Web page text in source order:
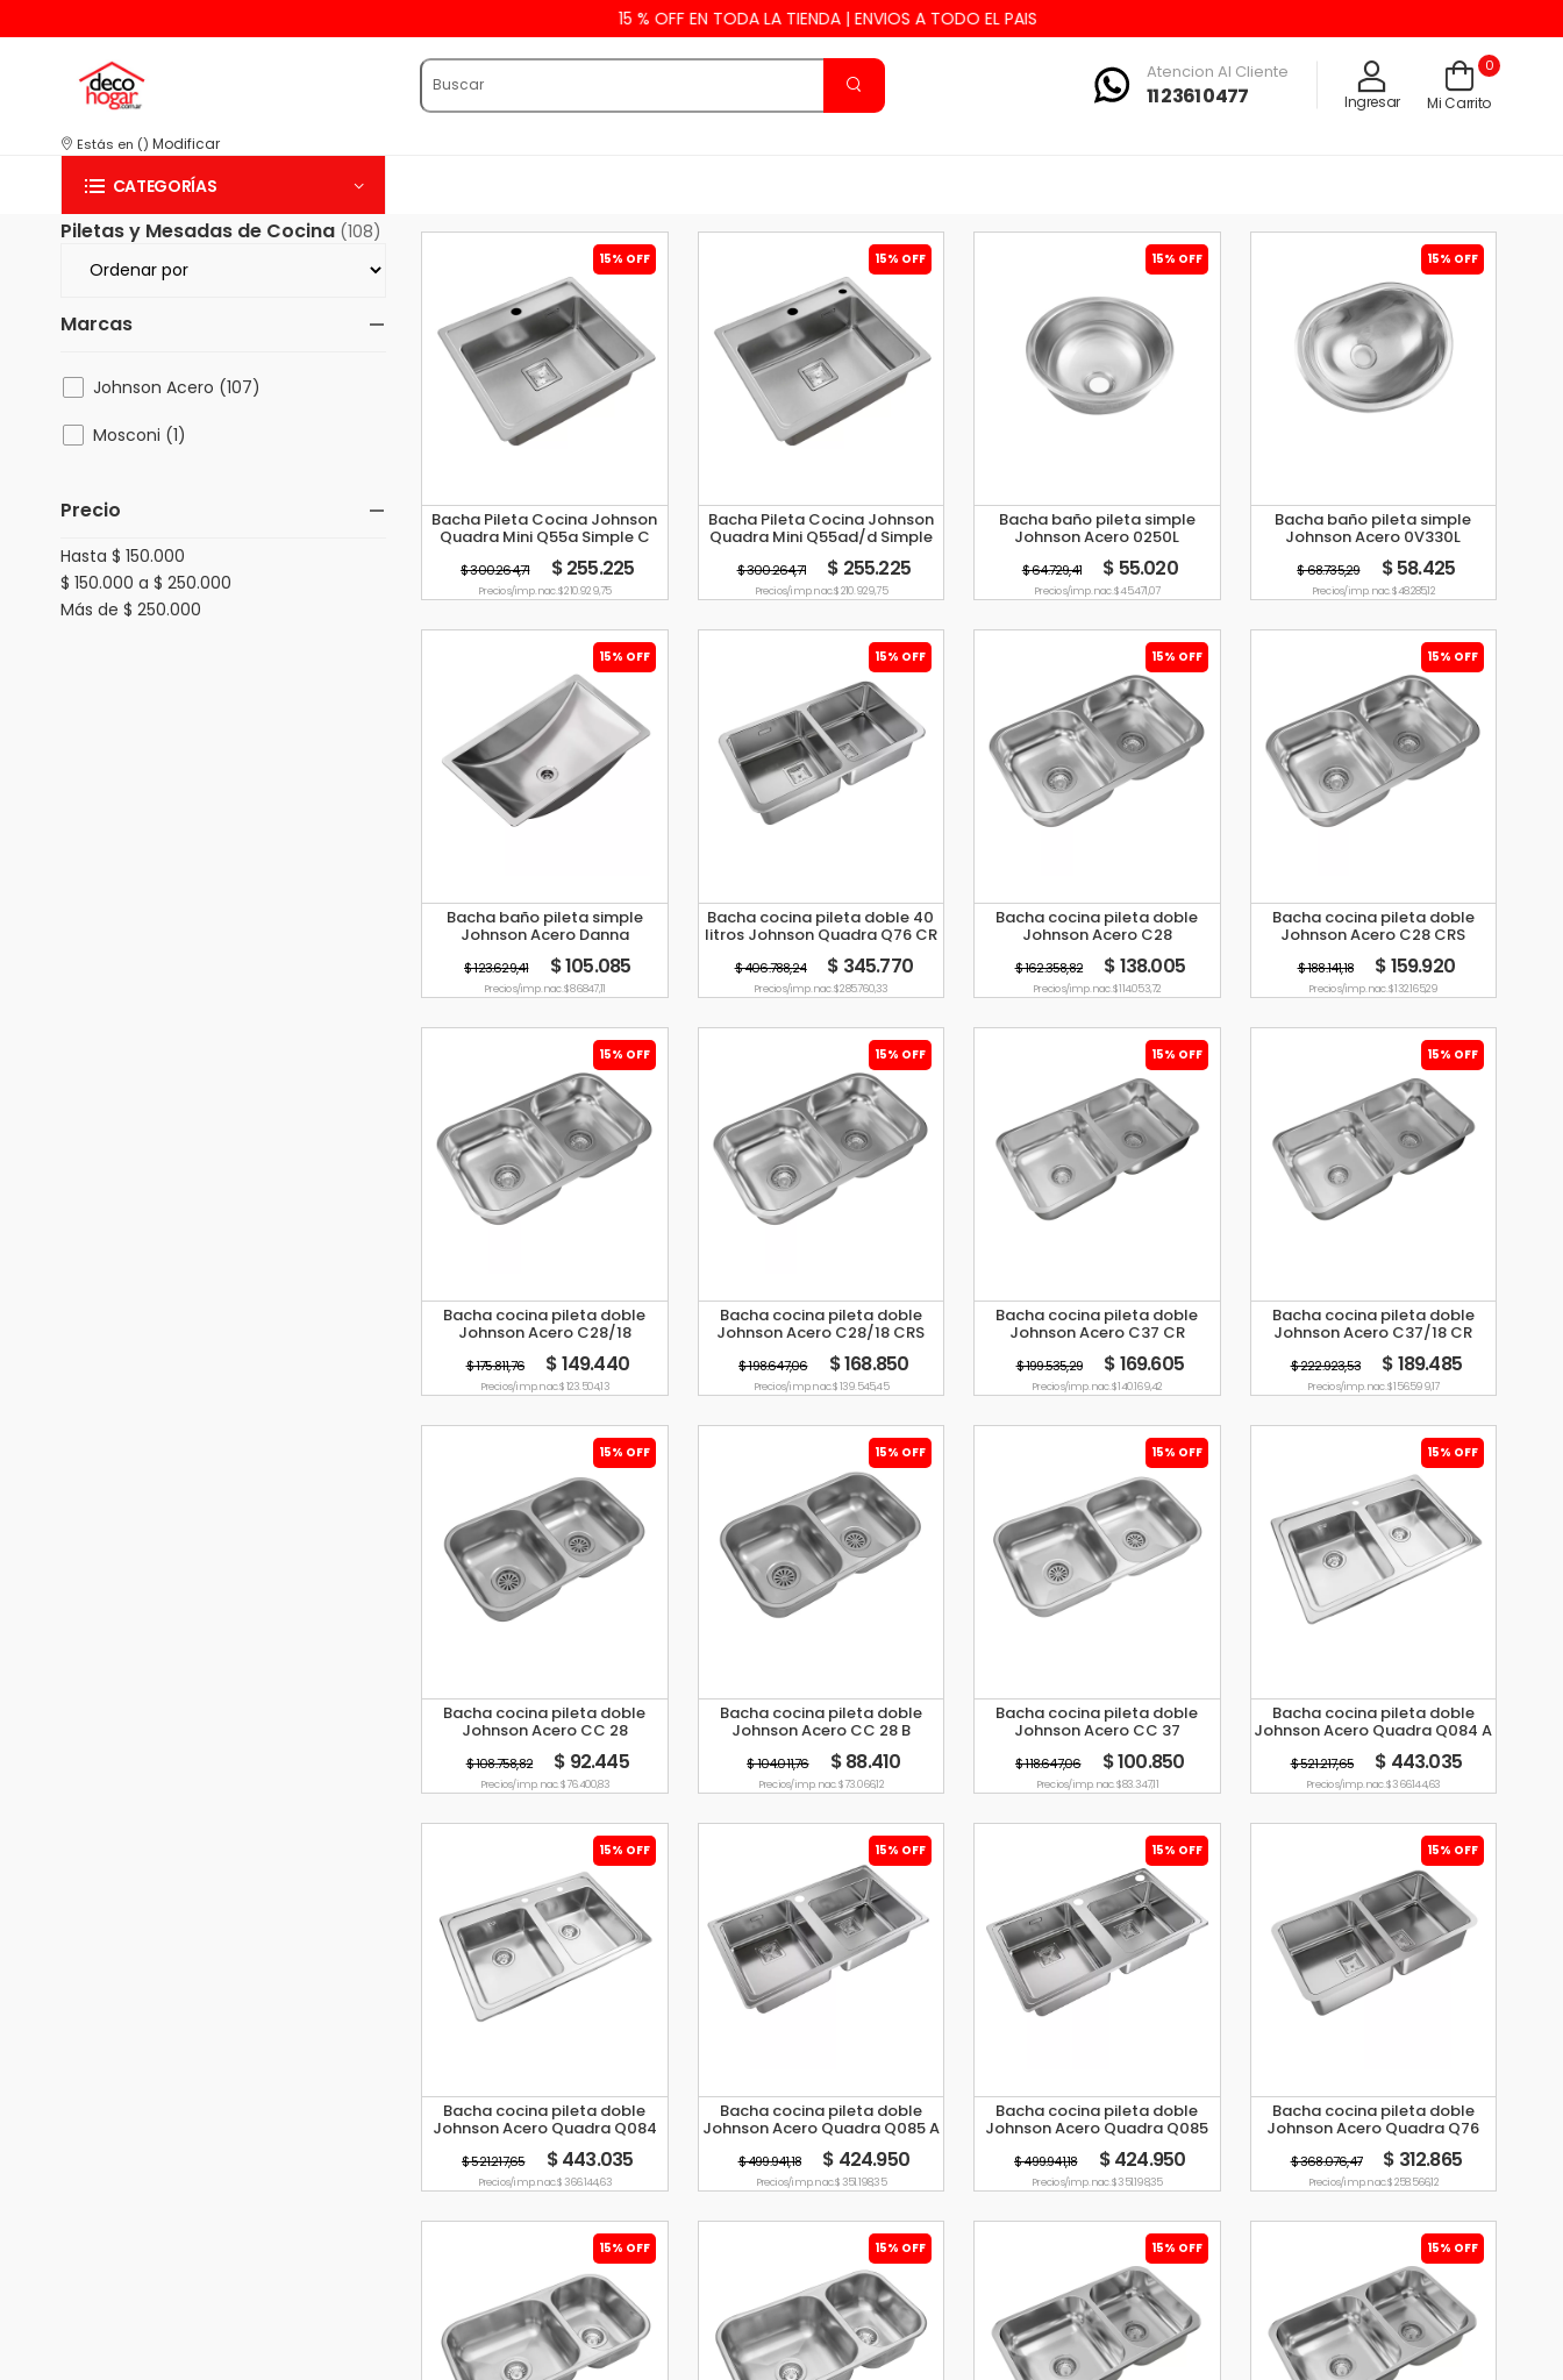
15 % OFF EN TODA LA TIENDA | ENVIOS A TODO EL PAIS
Atencion Al Cliente
11 2361 0477 Ingresar
0
Mi Carrito
Estás en () Modificar
CATEGORÍAS
Piletas y Mesadas de Cocina (108)
Marcas
Johnson Acero (107)
Mosconi (1)
Precio
Hasta $ 150.000
$ 150.000 a $ 250.000
Más de $ 250.000
15% OFF
Bacha Pileta Cocina Johnson
Quadra Mini Q55a Simple C
Sopapa
$ 300.264,71 $ 255.225
Precio s/imp. nac. $ 210.929,75
15% OFF
Bacha Pileta Cocina Johnson
Quadra Mini Q55ad/d Simple
$ 300.264,71 $ 255.225
Precio s/imp. nac. $ 210.929,75
15% OFF
Bacha baño pileta simple
Johnson Acero 0250L
$ 64.729,41 $ 55.020
Precio s/imp. nac. $ 45.471,07
15% OFF
Bacha baño pileta simple
Johnson Acero 0V330L
$ 68.735,29 $ 58.425
Precio s/imp. nac. $ 48.285,12
15% OFF
Bacha baño pileta simple
Johnson Acero Danna
$ 123.629,41 $ 105.085
Precio s/imp. nac. $ 86.847,11
15% OFF
Bacha cocina pileta doble 40
litros Johnson Quadra Q76 CR
$ 406.788,24 $ 345.770
Precio s/imp. nac. $ 285.760,33
15% OFF
Bacha cocina pileta doble
Johnson Acero C28
$ 162.358,82 $ 138.005
Precio s/imp. nac. $ 114.053,72
15% OFF
Bacha cocina pileta doble
Johnson Acero C28 CRS
$ 188.141,18 $ 159.920
Precio s/imp. nac. $ 132.165,29
15% OFF
Bacha cocina pileta doble
Johnson Acero C28/18
$ 175.811,76 $ 149.440
Precio s/imp. nac. $ 123.504,13
15% OFF
Bacha cocina pileta doble
Johnson Acero C28/18 CRS
$ 198.647,06 $ 168.850
Precio s/imp. nac. $ 139.545,45
15% OFF
Bacha cocina pileta doble
Johnson Acero C37 CR
$ 199.535,29 $ 169.605
Precio s/imp. nac. $ 140.169,42
15% OFF
Bacha cocina pileta doble
Johnson Acero C37/18 CR
$ 222.923,53 $ 189.485
Precio s/imp. nac. $ 156.599,17
15% OFF
Bacha cocina pileta doble
Johnson Acero CC 28
$ 108.758,82 $ 92.445
Precio s/imp. nac. $ 76.400,83
15% OFF
Bacha cocina pileta doble
Johnson Acero CC 28 B
$ 104.011,76 $ 88.410
Precio s/imp. nac. $ 73.066,12
15% OFF
Bacha cocina pileta doble
Johnson Acero CC 37
$ 118.647,06 $ 100.850
Precio s/imp. nac. $ 83.347,11
15% OFF
Bacha cocina pileta doble
Johnson Acero Quadra Q084 A
$ 521.217,65 $ 443.035
Precio s/imp. nac. $ 366.144,63
15% OFF
Bacha cocina pileta doble
Johnson Acero Quadra Q084
AD
$ 521.217,65 $ 443.035
Precio s/imp. nac. $ 366.144,63
15% OFF
Bacha cocina pileta doble
Johnson Acero Quadra Q085 A
$ 499.941,18 $ 424.950
Precio s/imp. nac. $ 351.198,35
15% OFF
Bacha cocina pileta doble
Johnson Acero Quadra Q085
AD
$ 499.941,18 $ 424.950
Precio s/imp. nac. $ 351.198,35
15% OFF
Bacha cocina pileta doble
Johnson Acero Quadra Q76
$ 368.076,47 $ 312.865
Precio s/imp. nac. $ 258.566,12
15% OFF 15% OFF 15% OFF 15% OFF